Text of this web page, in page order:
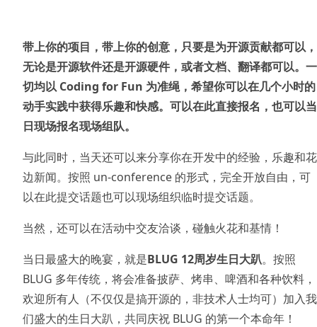
带上你的项目，带上你的创意，只要是为开源贡献都可以，
无论是开源软件还是开源硬件，或者文档、翻译都可以。一
切均以 Coding for Fun 为准绳，希望你可以在几个小时的
动手实践中获得乐趣和快感。可以在此直接报名，也可以当
日现场报名现场组队。
与此同时，当天还可以来分享你在开发中的经验，乐趣和花
边新闻。按照 un-conference 的形式，完全开放自由，可
以在此提交话题也可以现场组织临时提交话题。
当然，还可以在活动中交友洽谈，碰触火花和基情！
当日最盛大的晚宴，就是BLUG 12周岁生日大趴。按照
BLUG 多年传统，将会准备披萨、烤串、啤酒和各种饮料，
欢迎所有人（不仅仅是搞开源的，非技术人士均可）加入我
们盛大的生日大趴，共同庆祝 BLUG 的第一个本命年！